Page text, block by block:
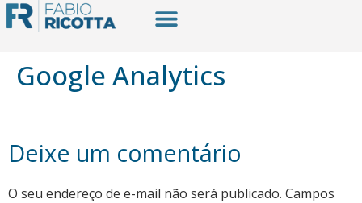
Google Analytics
Deixe um comentário
O seu endereço de e-mail não será publicado. Campos